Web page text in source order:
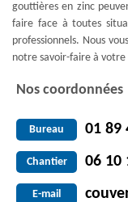
gouttières en zinc
faire face à toutes
professionnels. Nous
notre savoir-faire à votre
Nos coordonnées
Bureau 01 89
Chantier 06 10
E-mail